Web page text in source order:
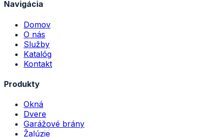
Navigácia
Domov
O nás
Služby
Katalóg
Kontakt
Produkty
Okná
Dvere
Garážové brány
Žalúzie